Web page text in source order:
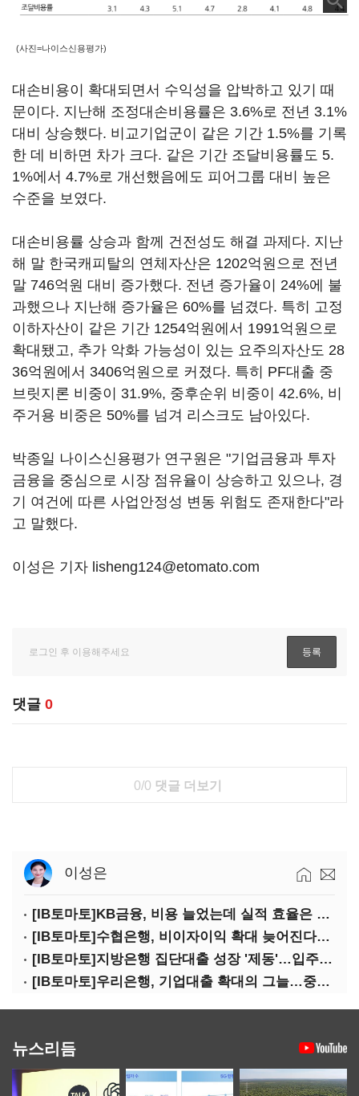
(사진=나이스신용평가)
대손비용이 확대되면서 수익성을 압박하고 있기 때
문이다. 지난해 조정대손비용률은 3.6%로 전년 3.1%
대비 상승했다. 비교기업군이 같은 기간 1.5%를 기록
한 데 비하면 차가 크다. 같은 기간 조달비용률도 5.
1%에서 4.7%로 개선했음에도 피어그룹 대비 높은
수준을 보였다.
대손비용률 상승과 함께 건전성도 해결 과제다. 지난
해 말 한국캐피탈의 연체자산은 1202억원으로 전년
말 746억원 대비 증가했다. 전년 증가율이 24%에 불
과했으나 지난해 증가율은 60%를 넘겼다. 특히 고정
이하자산이 같은 기간 1254억원에서 1991억원으로
확대됐고, 추가 악화 가능성이 있는 요주의자산도 28
36억원에서 3406억원으로 커졌다. 특히 PF대출 중
브릿지론 비중이 31.9%, 중후순위 비중이 42.6%, 비
주거용 비중은 50%를 넘겨 리스크도 남아있다.
박종일 나이스신용평가 연구원은 "기업금융과 투자
금융을 중심으로 시장 점유율이 상승하고 있으나, 경
기 여건에 따른 사업안정성 변동 위험도 존재한다"라
고 말했다.
이성은 기자 lisheng124@etomato.com
댓글 0
0/0 댓글 더보기
이성은
[IB토마토]KB금융, 비용 늘었는데 실적 효율은 개선…증권 호황 효과
[IB토마토]수협은행, 비이자이익 확대 늦어진다…공모운용사 인가 연말로
[IB토마토]지방은행 집단대출 성장 '제동'…입주절벽에 반사이익도 희박
[IB토마토]우리은행, 기업대출 확대의 그늘…중기 연체율 10년 만에 최고
뉴스리듬